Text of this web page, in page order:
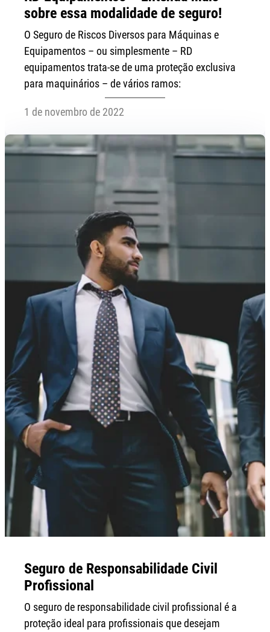
sobre essa modalidade de seguro!
O Seguro de Riscos Diversos para Máquinas e
Equipamentos – ou simplesmente – RD
equipamentos trata-se de uma proteção exclusiva
para maquinários – de vários ramos:
1 de novembro de 2022
Seguro de Responsabilidade Civil
Profissional
O seguro de responsabilidade civil profissional é a
proteção ideal para profissionais que desejam